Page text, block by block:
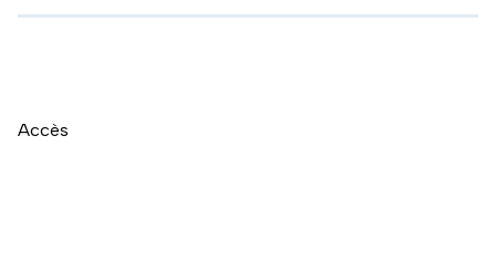
Accès